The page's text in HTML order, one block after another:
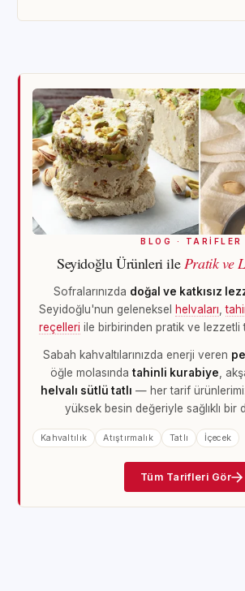
BLOG · TARİFLER
Seyidoğlu Ürünleri ilePratik ve
Sofralarınızda doğal ve katkısız
Seyidoğlu'nun geleneksel
helvaları,
reçelleri ile birbirinden pratik ve lezzetli
Sabah kahvaltılarınızda enerji veren
öğle molasında tahinli kurabiye,
helvalı sütlü tatlı — her tarif
yüksek besin değeriyle sağlıklı bir
Kahvaltılık Atıştırmalık Tatlı İçecek
Tüm Tarifleri Gör